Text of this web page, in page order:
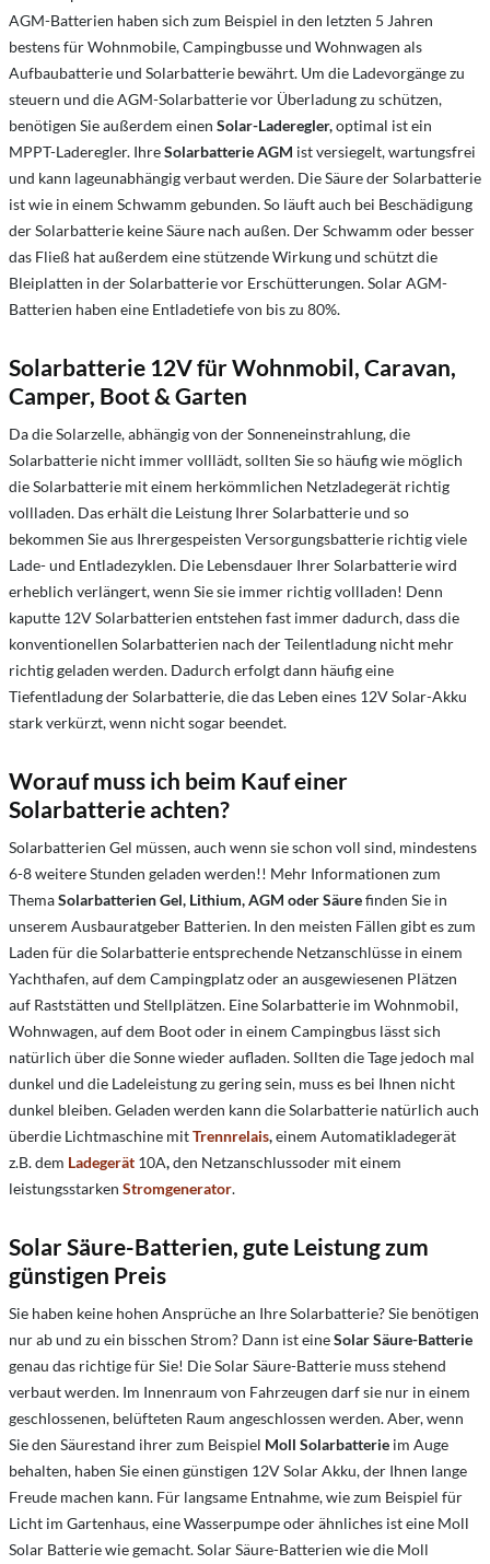
AGM-Batterien haben sich zum Beispiel in den letzten 5 Jahren
bestens für Wohnmobile, Campingbusse und Wohnwagen als
Aufbaubatterie und Solarbatterie bewährt. Um die Ladevorgänge zu
steuern und die AGM-Solarbatterie vor Überladung zu schützen,
benötigen Sie außerdem einen Solar-Laderegler,optimal ist ein
MPPT-Laderegler. IhreSolarbatterie AGM ist versiegelt, wartungsfrei
und kann lageunabhängig verbaut werden. Die Säure der Solarbatterie
ist wie in einem Schwamm gebunden. So läuft auch bei Beschädigung
der Solarbatterie keine Säure nach außen. Der Schwamm oder besser
das Fließ hat außerdem eine stützende Wirkung und schützt die
Bleiplatten in der Solarbatterie vor Erschütterungen. Solar AGM-
Batterien haben eine Entladetiefe von bis zu 80%.
Solarbatterie 12V für Wohnmobil, Caravan,
Camper, Boot & Garten
Da die Solarzelle, abhängig von der Sonneneinstrahlung, die
Solarbatterie nicht immer volllädt, sollten Sie so häufig wie möglich
die Solarbatterie mit einem herkömmlichen Netzladegerät richtig
vollladen. Das erhält die Leistung Ihrer Solarbatterie und so
bekommen Sie aus Ihrergespeisten Versorgungsbatterie richtig viele
Lade- und Entladezyklen. Die Lebensdauer Ihrer Solarbatterie wird
erheblich verlängert, wenn Sie sie immer richtig vollladen! Denn
kaputte 12V Solarbatterien entstehen fast immer dadurch, dass die
konventionellen Solarbatterien nach der Teilentladung nicht mehr
richtig geladen werden. Dadurch erfolgt dann häufig eine
Tiefentladung der Solarbatterie, die das Leben eines 12V Solar-Akku
stark verkürzt, wenn nicht sogar beendet.
Worauf muss ich beim Kauf einer
Solarbatterie achten?
Solarbatterien Gel müssen, auch wenn sie schon voll sind, mindestens
6-8 weitere Stunden geladen werden!! Mehr Informationen zum
ThemaSolarbatterien Gel, Lithium, AGM oder Säurefinden Sie in
unserem Ausbauratgeber Batterien. In den meisten Fällen gibt es zum
Laden für die Solarbatterie entsprechende Netzanschlüsse in einem
Yachthafen, auf dem Campingplatz oder an ausgewiesenen Plätzen
auf Raststätten und Stellplätzen. Eine Solarbatterie im Wohnmobil,
Wohnwagen, auf dem Boot oder in einem Campingbus lässt sich
natürlich über die Sonne wieder aufladen. Sollten die Tage jedoch mal
dunkel und die Ladeleistung zu gering sein, muss es bei Ihnen nicht
dunkel bleiben. Geladen werden kann die Solarbatterie natürlich auch
überdie Lichtmaschine mitTrennrelais,einem Automatikladegerät
z.B. dem Ladegerät 10A,den Netzanschlussoder mit einem
leistungsstarken Stromgenerator.
Solar Säure-Batterien, gute Leistung zum
günstigen Preis
Sie haben keine hohen Ansprüche an Ihre Solarbatterie? Sie benötigen
nur ab und zu ein bisschen Strom? Dann ist eineSolar Säure-Batterie
genau das richtige für Sie! Die Solar Säure-Batterie muss stehend
verbaut werden. Im Innenraum von Fahrzeugen darf sie nur in einem
geschlossenen, belüfteten Raum angeschlossen werden. Aber, wenn
Sie den Säurestand ihrer zum Beispiel Moll Solarbatterie im Auge
behalten, haben Sie einen günstigen 12V Solar Akku, der Ihnen lange
Freude machen kann. Für langsame Entnahme, wie zum Beispiel für
Licht im Gartenhaus, eine Wasserpumpe oder ähnliches ist eine Moll
Solar Batterie wie gemacht. Solar Säure-Batterien wie die Moll